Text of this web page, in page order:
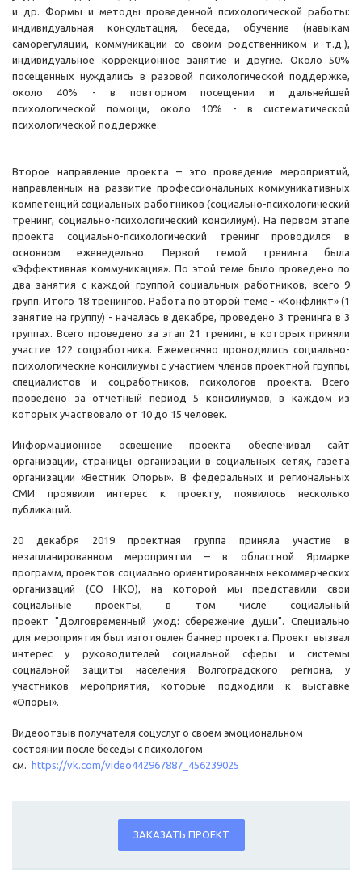
и др. Формы и методы проведенной психологической работы:
индивидуальная консультация, беседа, обучение (навыкам
саморегуляции, коммуникации со своим родственником и т.д.),
индивидуальное коррекционное занятие и другие. Около 50%
посещенных нуждались в разовой психологической поддержке,
около 40% - в повторном посещении и дальнейшей
психологической помощи, около 10% - в систематической
психологической поддержке.
Второе направление проекта – это проведение мероприятий,
направленных на развитие профессиональных коммуникативных
компетенций социальных работников (социально-психологический
тренинг, социально-психологический консилиум). На первом этапе
проекта социально-психологический тренинг проводился в
основном еженедельно. Первой темой тренинга была
«Эффективная коммуникация». По этой теме было проведено по
два занятия с каждой группой социальных работников, всего 9
групп. Итого 18 тренингов. Работа по второй теме - «Конфликт» (1
занятие на группу) - началась в декабре, проведено 3 тренинга в 3
группах. Всего проведено за этап 21 тренинг, в которых приняли
участие 122 соцработника. Ежемесячно проводились социально-
психологические консилиумы с участием членов проектной группы,
специалистов и соцработников, психологов проекта. Всего
проведено за отчетный период 5 консилиумов, в каждом из
которых участвовало от 10 до 15 человек.
Информационное освещение проекта обеспечивал сайт
организации, страницы организации в социальных сетях, газета
организации «Вестник Опоры». В федеральных и региональных
СМИ проявили интерес к проекту, появилось несколько
публикаций.
20 декабря 2019 проектная группа приняла участие в
незапланированном мероприятии – в областной Ярмарке
программ, проектов социально ориентированных некоммерческих
организаций (СО НКО), на которой мы представили свои
социальные проекты, в том числе социальный
проект "Долговременный уход: сбережение души". Специально
для мероприятия был изготовлен баннер проекта. Проект вызвал
интерес у руководителей социальной сферы и системы
социальной защиты населения Волгоградского региона, у
участников мероприятия, которые подходили к выставке
«Опоры».
Видеоотзыв получателя соцуслуг о своем эмоциональном
состоянии после беседы с психологом
см.
https://vk.com/video442967887_456239025
ЗАКАЗАТЬ ПРОЕКТ